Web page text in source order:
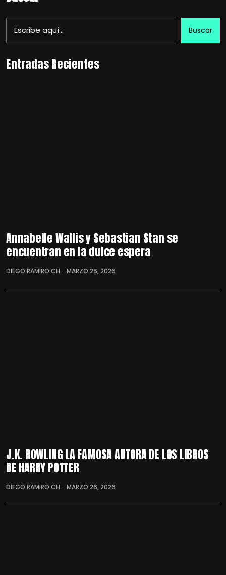
Buscar
Entradas Recientes
Annabelle Wallis y Sebastian Stan se
encuentran en la dulce espera
DIEGO RAMIRO CH. MARZO 26, 2026
J.K. ROWLING LA FAMOSA AUTORA DE LOS LIBROS
DE HARRY POTTER
DIEGO RAMIRO CH. MARZO 26, 2026